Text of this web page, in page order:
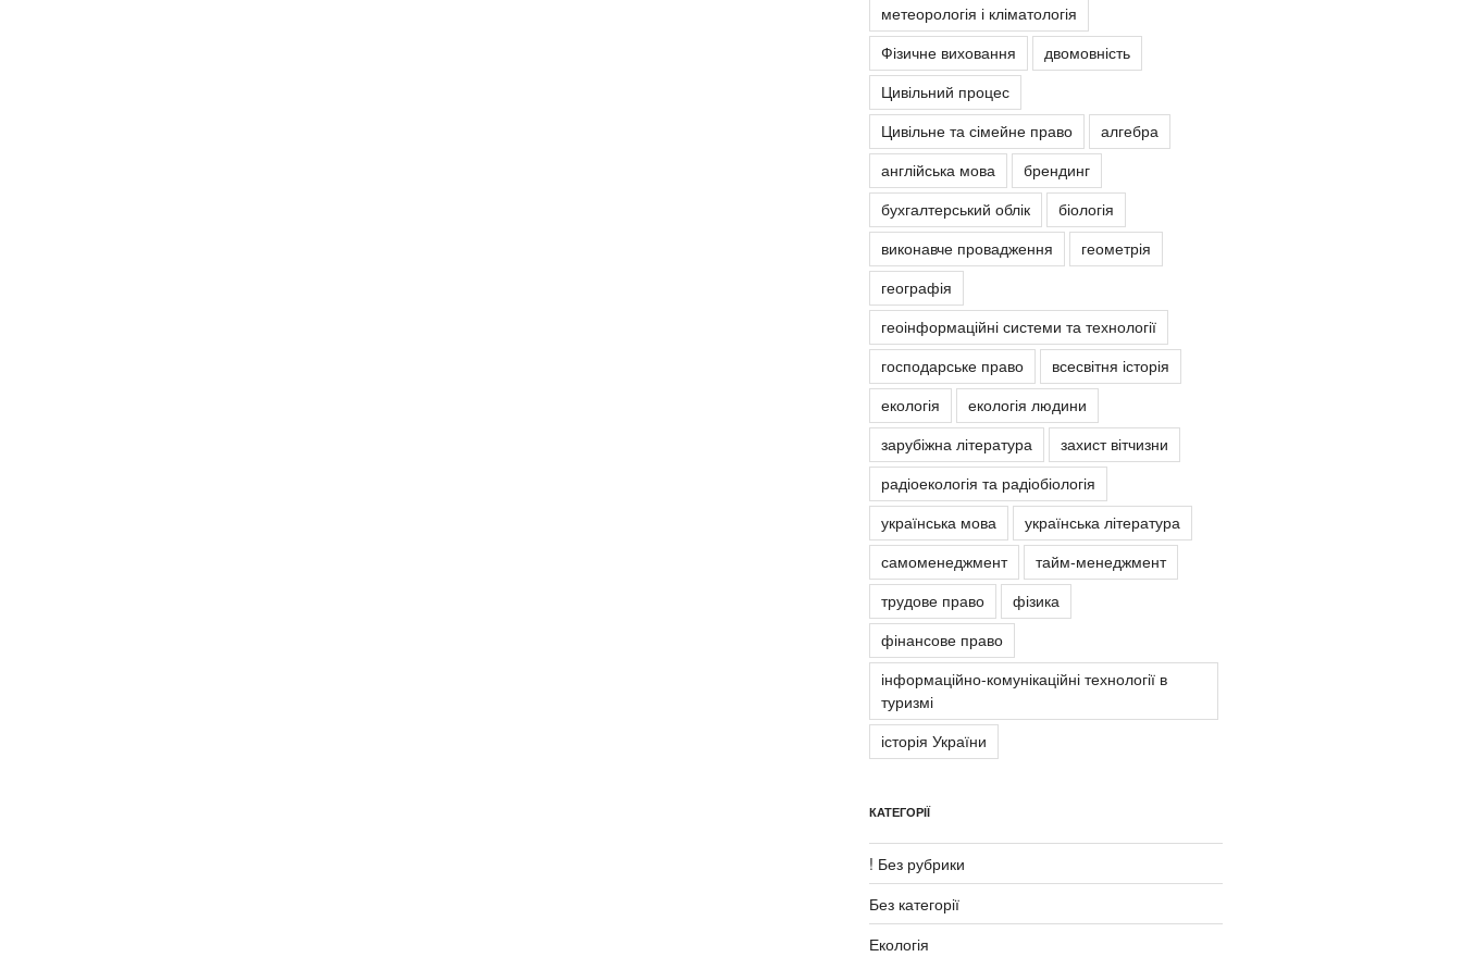
метеорологія і кліматологія
Фізичне виховання
двомовність
Цивільний процес
Цивільне та сімейне право
алгебра
англійська мова
брендинг
бухгалтерський облік
біологія
виконавче провадження
геометрія
географія
геоінформаційні системи та технології
господарське право
всесвітня історія
екологія
екологія людини
зарубіжна література
захист вітчизни
радіоекологія та радіобіологія
українська мова
українська література
самоменеджмент
тайм-менеджмент
трудове право
фізика
фінансове право
інформаційно-комунікаційні технології в
туризмі
історія України
КАТЕГОРІЇ
! Без рубрики
Без категорії
Екологія